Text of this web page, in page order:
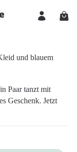
Paar tanzt mit
Geschenk. Jetzt